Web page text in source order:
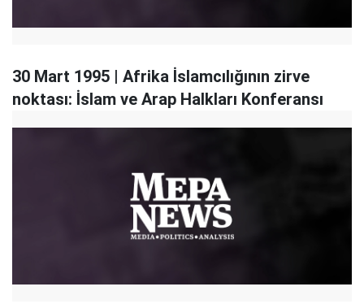
30 Mart 1995 | Afrika İslamcılığının zirve
noktası: İslam ve Arap Halkları Konferansı